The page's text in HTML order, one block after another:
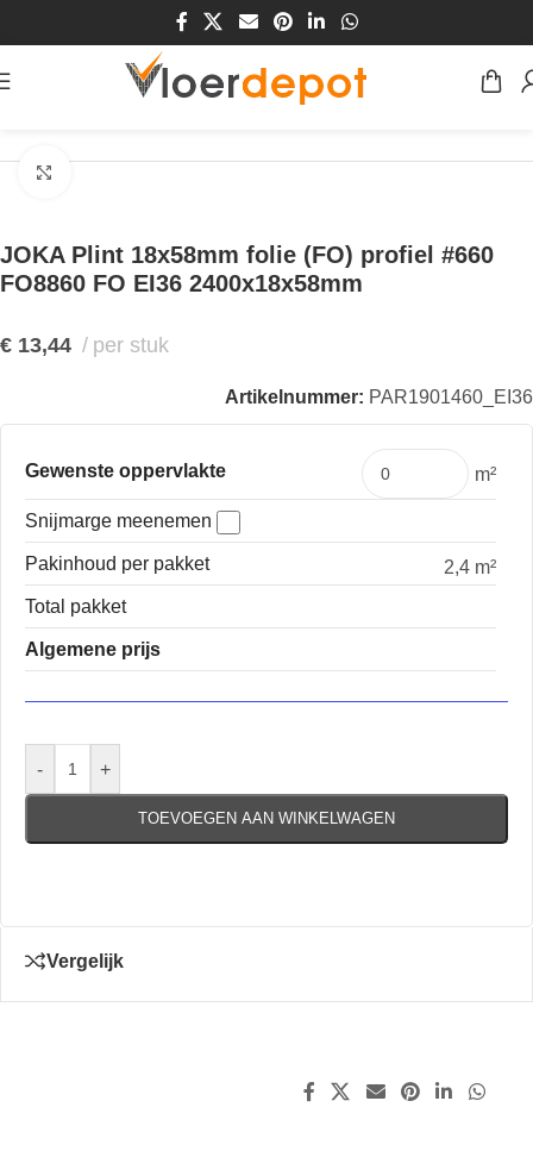
JOKA Plint 18x58mm folie (FO) profiel #660
FO8860 FO EI36 2400x18x58mm
€ 13,44 per stuk
Artikelnummer: PAR1901460_EI36
Gewenste oppervlakte m²
Snijmarge meenemen
Pakinhoud per pakket
2,4 m²
Total pakket
Algemene prijs
- +
TOEVOEGEN AAN WINKELWAGEN
Vergelijk